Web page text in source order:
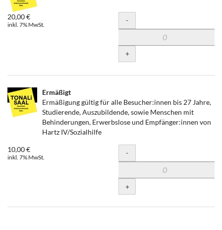
20,00 €
inkl. 7% MwSt. Menge
-
+
Ermäßigt
Ermäßigung gültig für alle Besucher:innen bis 27 Jahre,
Studierende, Auszubildende, sowie Menschen mit
Behinderungen, Erwerbslose und Empfänger:innen von
Hartz IV/Sozialhilfe
10,00 €
inkl. 7% MwSt. Menge
-
+